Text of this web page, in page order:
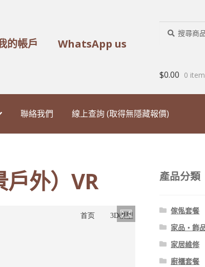
的帳戶 WhatsApp us
尋：
$0.00 0
聯絡我們 線上查詢 (取得無隱藏報價)
外）VR 產品分類
傢俬套餐
家品・飾
家居維修
廚櫃套餐